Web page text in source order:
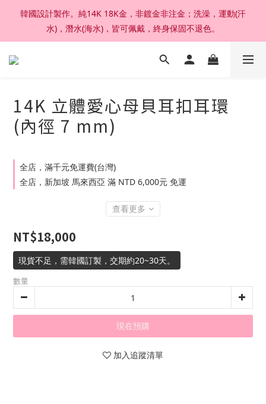
加入官網會員，結帳享92折扣 ; 滿六千刷卡分期零利率。
韓國設計製作。純14K 18K金，非鍍金非注金；洗澡，運動(汗
水)，潛水(海水)，皆可佩戴，終身保固不退色。
加入官網會員，結帳享92折扣 ; 滿六千刷卡分期零利率。
14K 立體愛心母貝耳扣耳環
(內徑 7 mm)
全店，滿千元免運費(台灣)
全店，新加坡 馬來西亞 滿 NTD 6,000元 免運
查看更多
NT$18,000
現貨不足，需韓國訂製，交期約20~30天。
數量
現在預購
加入追蹤清單